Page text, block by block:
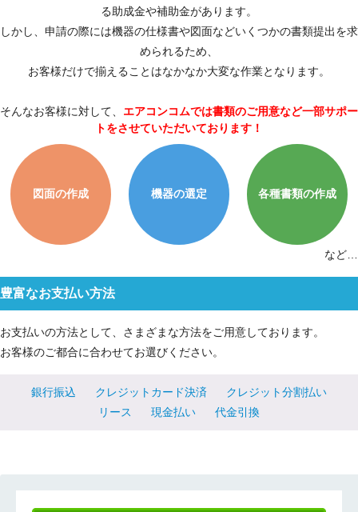
る助成金や補助金があります。
しかし、申請の際には機器の仕様書や図面などいくつかの書類提出を求
められるため、
お客様だけで揃えることはなかなか大変な作業となります。
そんなお客様に対して、 エアコンコムでは書類のご用意など一部サポー
トをさせていただいております！
図面の作成 機器の選定 各種書類の作成
など…
豊富なお支払い方法
お支払いの方法として、さまざまな方法をご用意しております。
お客様のご都合に合わせてお選びください。
銀行振込 クレジットカード決済
クレジット分割払い
リース
現金払い 代金引換